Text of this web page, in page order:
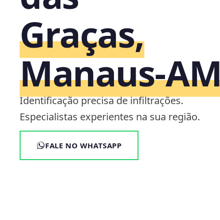
Graças,
Identificação precisa de infiltrações.
Especialistas experientes na sua região.
FALE NO WHATSAPP